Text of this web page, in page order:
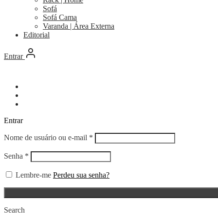
Sofá
Sofá Cama
Varanda | Área Externa
Editorial
Entrar
Entrar
Nome de usuário ou e-mail * Obrigatório
Senha * Obrigatório
Lembre-me Perdeu sua senha?
Search